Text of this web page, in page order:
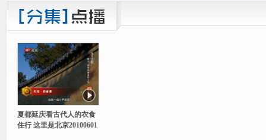
夏都延庆看古代人的衣食
住行 这里是北京20100601